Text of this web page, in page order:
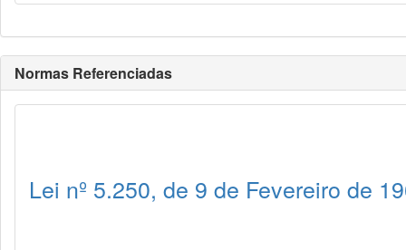
Normas Referenciadas
Lei nº 5.250, de 9 de Fevereiro de